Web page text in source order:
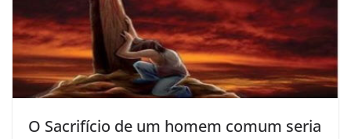
O Sacrifício de um homem comum seria